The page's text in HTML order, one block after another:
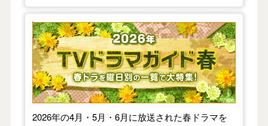
【2026年春】TVドラマガイド
2026年の4月・5月・6月に放送された春ドラマを